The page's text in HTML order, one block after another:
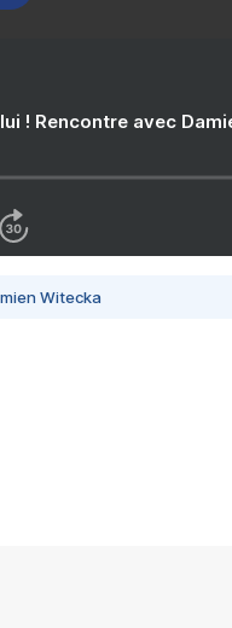
! Rencontre avec
Witecka